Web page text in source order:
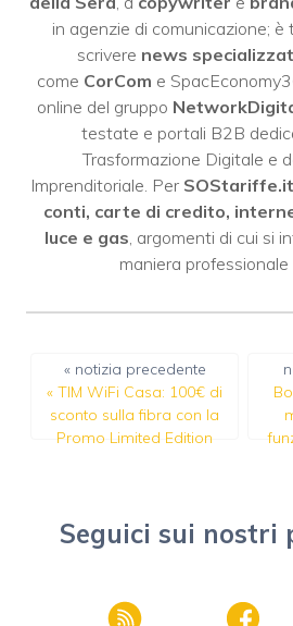
in agenzie di comunicazione;
scrivere news
come CorCom e
online del gruppo
testate e portali B2B
Trasformazione Digitale e
Imprenditoriale. Per SOStariffe.it
conti, carte di credito,
luce e gas , argomenti di cui si
maniera professionale
« notizia precedente
« TIM WiFi Casa: 100€ di
sconto sulla fibra con la
Promo Limited Edition
Seguici sui nostri